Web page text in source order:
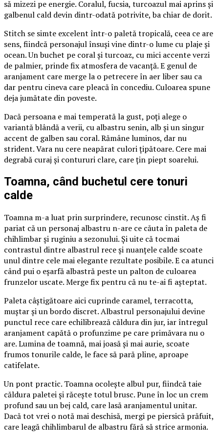
să mizezi pe energie. Coralul, fucsia, turcoazul mai aprins și
galbenul cald devin dintr-odată potrivite, ba chiar de dorit.
Stitch se simte excelent într-o paletă tropicală, ceea ce are
sens, fiindcă personajul însuși vine dintr-o lume cu plaje și
ocean. Un buchet pe coral și turcoaz, cu mici accente verzi
de palmier, prinde fix atmosfera de vacanță. E genul de
aranjament care merge la o petrecere în aer liber sau ca
dar pentru cineva care pleacă în concediu. Culoarea spune
deja jumătate din poveste.
Dacă persoana e mai temperată la gust, poți alege o
variantă blândă a verii, cu albastru senin, alb și un singur
accent de galben sau coral. Rămâne luminos, dar nu
strident. Vara nu cere neapărat culori țipătoare. Cere mai
degrabă curaj și contururi clare, care țin piept soarelui.
Toamna, când buchetul cere tonuri
calde
Toamna m-a luat prin surprindere, recunosc cinstit. Aș fi
pariat că un personaj albastru n-are ce căuta în paleta de
chihlimbar și ruginiu a sezonului. Și uite că tocmai
contrastul dintre albastrul rece și nuanțele calde scoate
unul dintre cele mai elegante rezultate posibile. E ca atunci
când pui o eșarfă albastră peste un palton de culoarea
frunzelor uscate. Merge fix pentru că nu te-ai fi așteptat.
Paleta câștigătoare aici cuprinde caramel, terracotta,
muștar și un bordo discret. Albastrul personajului devine
punctul rece care echilibrează căldura din jur, iar întregul
aranjament capătă o profunzime pe care primăvara nu o
are. Lumina de toamnă, mai joasă și mai aurie, scoate
frumos tonurile calde, le face să pară pline, aproape
catifelate.
Un pont practic. Toamna ocolește albul pur, fiindcă taie
căldura paletei și răcește totul brusc. Pune în loc un crem
profund sau un bej cald, care lasă aranjamentul unitar.
Dacă tot vrei o notă mai deschisă, mergi pe piersică prăfuit,
care leagă chihlimbarul de albastru fără să strice armonia.